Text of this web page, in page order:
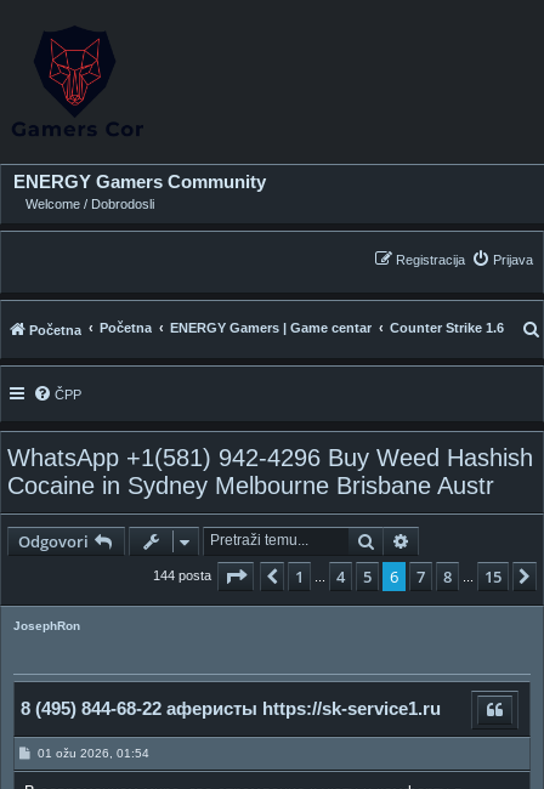
ENERGY Gamers Community
Welcome / Dobrodosli
Prijava
Registracija
Početna Početna ENERGY Gamers | Game centar Counter Strike 1.6
ČPP
WhatsApp +1(581) 942-4296 Buy Weed Hashish
Cocaine in Sydney Melbourne Brisbane Austr
Odgovori Pretražnik
144 posta Stranica:6 15
Prethodna
1 4 5 6 7 8 15
JosephRon
8 (495) 844-68-22 аферисты https://sk-service1.ru
P01 ožu 2026, 01:54